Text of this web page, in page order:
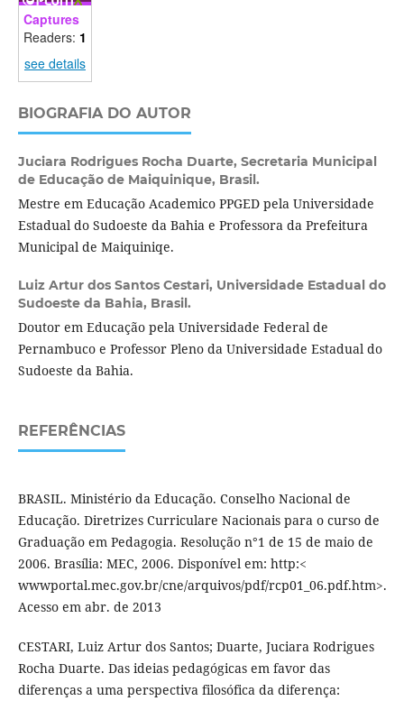
Captures
Readers: 1
see details
BIOGRAFIA DO AUTOR
Juciara Rodrigues Rocha Duarte, Secretaria Municipal
de Educação de Maiquinique, Brasil.
Mestre em Educação Academico PPGED pela Universidade
Estadual do Sudoeste da Bahia e Professora da Prefeitura
Municipal de Maiquiniqe.
Luiz Artur dos Santos Cestari, Universidade Estadual do
Sudoeste da Bahia, Brasil.
Doutor em Educação pela Universidade Federal de
Pernambuco e Professor Pleno da Universidade Estadual do
Sudoeste da Bahia.
REFERÊNCIAS
BRASIL. Ministério da Educação. Conselho Nacional de
Educação. Diretrizes Curriculare Nacionais para o curso de
Graduação em Pedagogia. Resolução n°1 de 15 de maio de
2006. Brasília: MEC, 2006. Disponível em: http:<
wwwportal.mec.gov.br/cne/arquivos/pdf/rcp01_06.pdf.htm>.
Acesso em abr. de 2013
CESTARI, Luiz Artur dos Santos; Duarte, Juciara Rodrigues
Rocha Duarte. Das ideias pedagógicas em favor das
diferenças a uma perspectiva filosófica da diferença: